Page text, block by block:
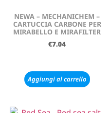
NEWA – MECHANICHEM –
CARTUCCIA CARBONE PER
MIRABELLO E MIRAFILTER
€7.04
Aggiungi al carrello